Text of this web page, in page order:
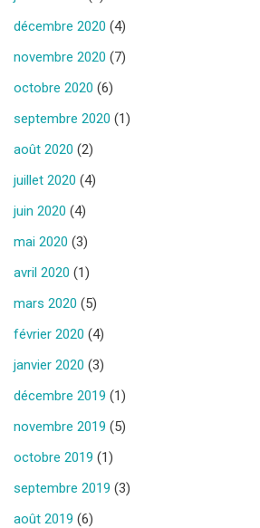
décembre 2020 (4)
novembre 2020 (7)
octobre 2020 (6)
septembre 2020 (1)
août 2020 (2)
juillet 2020 (4)
juin 2020 (4)
mai 2020 (3)
avril 2020 (1)
mars 2020 (5)
février 2020 (4)
janvier 2020 (3)
décembre 2019 (1)
novembre 2019 (5)
octobre 2019 (1)
septembre 2019 (3)
août 2019 (6)